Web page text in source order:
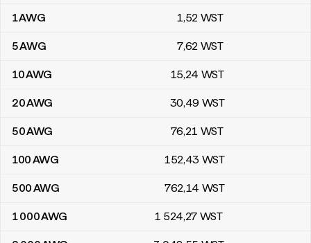
Arubos guldenai į Samoa talos konvertavimo lentelė
1AWG 1,52 WST
5AWG 7,62 WST
10AWG 15,24 WST
20AWG 30,49 WST
50AWG 76,21 WST
100AWG 152,43 WST
500AWG 762,14 WST
1 000AWG 1 524,27 WST